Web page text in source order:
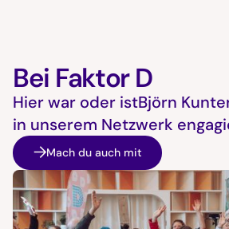
Bei Faktor D
Hier war oder istBjörn
in unserem Netzwerk
Mach du auch mit